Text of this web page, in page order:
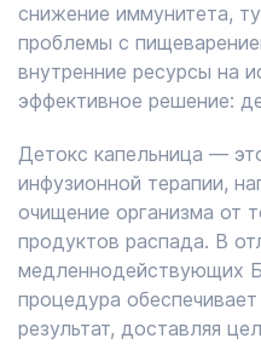
снижение иммунитета,
проблемы с
внутренние ресурсы на
эффективное решение:
Детокс капельница —
инфузионной терапии,
очищение организма от
продуктов распада. В
медленнодействующих
процедура
результат, доставляя